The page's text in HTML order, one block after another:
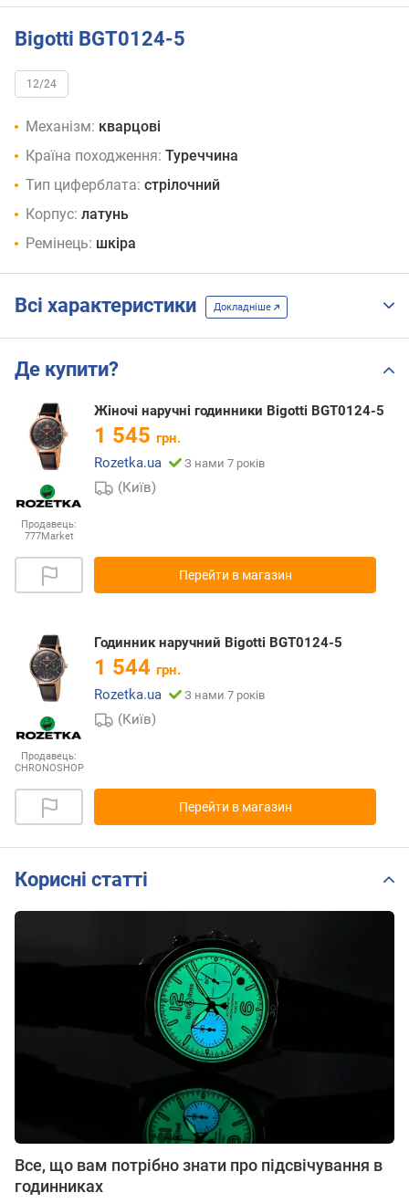
Bigotti BGT0124-5
12/24
Механізм: кварцові
Країна походження: Туреччина
Тип циферблата: стрілочний
Корпус: латунь
Ремінець: шкіра
Всі характеристики Докладніше
Де купити?
Продавець:
777Market
Жіночі наручні годинники Bigotti BGT0124-5
1 545 грн.
Rozetka.ua
З нами 7 років
(Київ)
Перейти в магазин
Продавець:
CHRONOSHOP
Годинник наручний Bigotti BGT0124-5
1 544 грн.
Rozetka.ua
З нами 7 років
(Київ)
Перейти в магазин
Корисні статті
Все, що вам потрібно знати про підсвічування в
годинниках